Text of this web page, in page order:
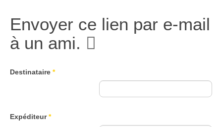
Envoyer ce lien par e-mail
à un ami.
Destinataire *
Expéditeur*